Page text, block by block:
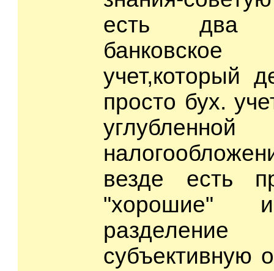
есть два
учет,который
просто бух.
везде есть
"хорошие"
субъективную